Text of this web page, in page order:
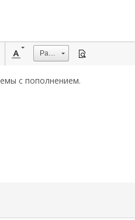
Размер
с пополнением.